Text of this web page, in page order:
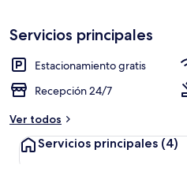
Servicios principales
Estacionamiento gratis
Recepción 24/7
Ver todos
Servicios principales (4)